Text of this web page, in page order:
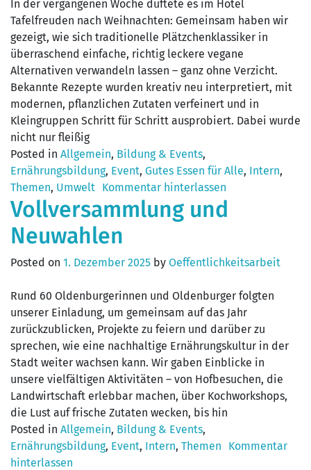
In der vergangenen Woche duftete es im Hotel
Tafelfreuden nach Weihnachten: Gemeinsam haben wir
gezeigt, wie sich traditionelle Plätzchenklassiker in
überraschend einfache, richtig leckere vegane
Alternativen verwandeln lassen – ganz ohne Verzicht.
Bekannte Rezepte wurden kreativ neu interpretiert, mit
modernen, pflanzlichen Zutaten verfeinert und in
Kleingruppen Schritt für Schritt ausprobiert. Dabei wurde
nicht nur fleißig
Posted in Allgemein, Bildung & Events,
Ernährungsbildung, Event, Gutes Essen für Alle, Intern,
Themen, Umwelt Kommentar hinterlassen
Vollversammlung und
Neuwahlen
Posted on 1. Dezember 2025 by Oeffentlichkeitsarbeit
Rund 60 Oldenburgerinnen und Oldenburger folgten
unserer Einladung, um gemeinsam auf das Jahr
zurückzublicken, Projekte zu feiern und darüber zu
sprechen, wie eine nachhaltige Ernährungskultur in der
Stadt weiter wachsen kann. Wir gaben Einblicke in
unsere vielfältigen Aktivitäten – von Hofbesuchen, die
Landwirtschaft erlebbar machen, über Kochworkshops,
die Lust auf frische Zutaten wecken, bis hin
Posted in Allgemein, Bildung & Events,
Ernährungsbildung, Event, Intern, Themen
Kommentar
hinterlassen